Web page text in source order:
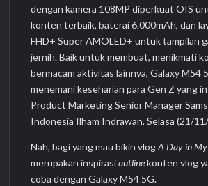
dengan kamera 108MP diperkuat OIS
konten terbaik, baterai 6.000mAh, dan
FHD+ Super AMOLED+ untuk tampilan
jernih. Baik untuk membuat, menikmati
bermacam aktivitas lainnya, Galaxy M54
menemani keseharian para Gen Z yang
Product Marketing Senior Manager
Indonesia Ilham Indrawan, Selasa (21/
Nah, bagi yang mau bikin vlogA Day in
merupakan inspirasioutlinekonten vlog
coba dengan Galaxy M54 5G.